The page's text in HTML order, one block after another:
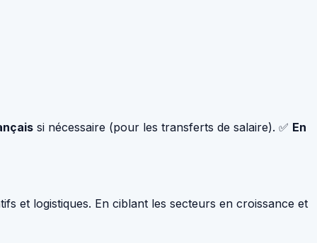
si nécessaire (pour les transferts de salaire). ✅ En
et logistiques. En ciblant les secteurs en croissance et